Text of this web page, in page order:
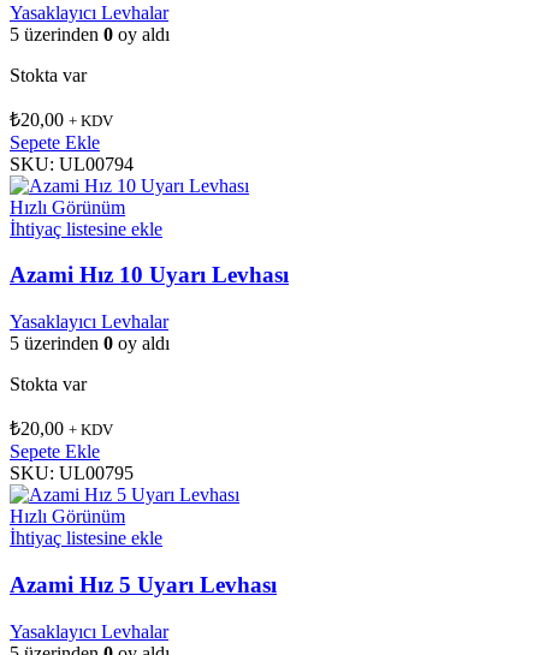
Yasaklayıcı Levhalar
5 üzerinden 0 oy aldı
Stokta var
₺20,00 + KDV
Sepete Ekle
SKU: UL00794
Hızlı Görünüm
İhtiyaç listesine ekle
Azami Hız 10 Uyarı Levhası
Yasaklayıcı Levhalar
5 üzerinden 0 oy aldı
Stokta var
₺20,00 + KDV
Sepete Ekle
SKU: UL00795
Hızlı Görünüm
İhtiyaç listesine ekle
Azami Hız 5 Uyarı Levhası
Yasaklayıcı Levhalar